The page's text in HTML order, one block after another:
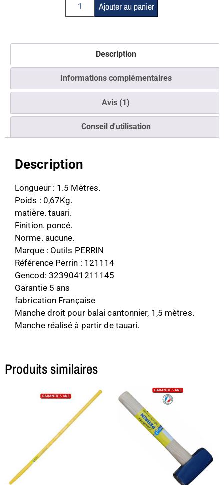
Ajouter au panier
Description
Informations complémentaires
Avis (1)
Conseil d'utilisation
Description
Longueur : 1.5 Mètres.
Poids : 0,67Kg.
matière. tauari.
Finition. poncé.
Norme. aucune.
Marque : Outils PERRIN
Référence Perrin : 121114
Gencod: 3239041211145
Garantie 5 ans
fabrication Française
Manche droit pour balai cantonnier, 1,5 mètres.
Manche réalisé à partir de tauari.
Produits similaires